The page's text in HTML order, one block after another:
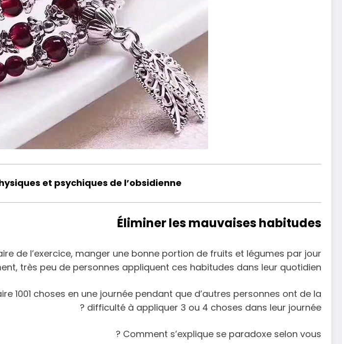
et psychiques de l’obsidienne
Éliminer les mauvaises habitudes
de l’exercice, manger une bonne portion de fruits et légumes par jour
très peu de personnes appliquent ces habitudes dans leur quotidien.
choses en une journée pendant que d’autres personnes ont de la
difficulté à appliquer 3 ou 4 choses dans leur journée ?
Comment s’explique se paradoxe selon vous ?